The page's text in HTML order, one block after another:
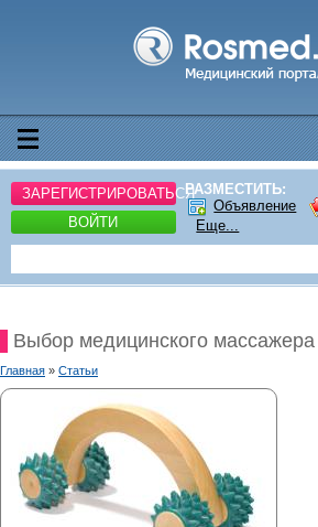
ЗАРЕГИСТРИРОВАТЬСЯ
ВОЙТИ
РАЗМЕСТИТЬ:
Объявление
Еще...
Выбор медицинского массажера
Главная » Статьи